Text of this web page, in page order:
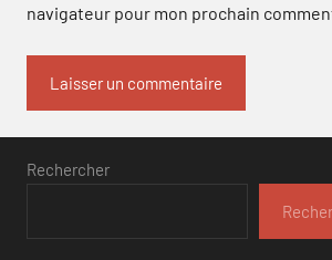
navigateur pour mon prochain
Rechercher